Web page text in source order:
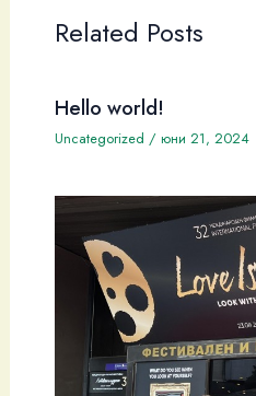
Related Posts
Hello world!
Uncategorized / юни 21, 2024